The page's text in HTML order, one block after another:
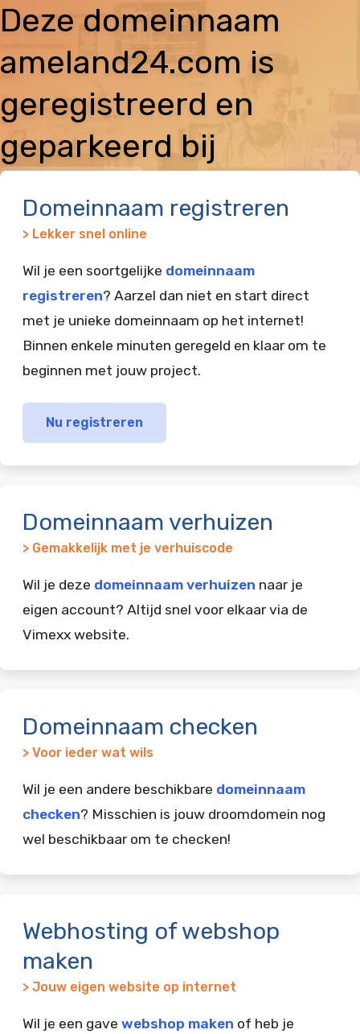
Deze domeinnaam
ameland24.com is
geregistreerd en
geparkeerd bij
Domeinnaam registreren
> Lekker snel online
Wil je een soortgelijke domeinnaam
registreren? Aarzel dan niet en start direct
met je unieke domeinnaam op het internet!
Binnen enkele minuten geregeld en klaar om te
beginnen met jouw project.
Nu registreren
Domeinnaam verhuizen
> Gemakkelijk met je verhuiscode
Wil je deze domeinnaam verhuizen naar je
eigen account? Altijd snel voor elkaar via de
Vimexx website.
Domeinnaam checken
> Voor ieder wat wils
Wil je een andere beschikbare domeinnaam
checken? Misschien is jouw droomdomein nog
wel beschikbaar om te checken!
Webhosting of webshop
maken
> Jouw eigen website op internet
Wil je een gave webshop maken of heb je